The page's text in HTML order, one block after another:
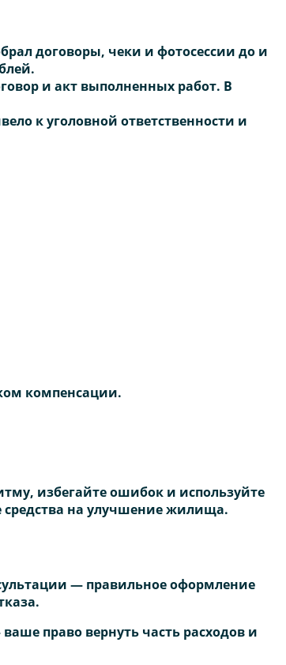
договоры, чеки и фотосессии до и
и акт выполненных работ. В
к уголовной ответственности и
компенсации.
избегайте ошибок и используйте
на улучшение жилища.
— правильное оформление
право вернуть часть расходов и